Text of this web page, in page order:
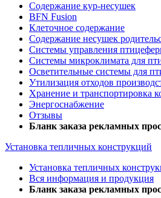
Содержание кур-несушек
BFN Fusion
Клеточное содержание
Содержание несушек
Системы управления
Системы микроклимата для
Осветительные системы для
Утилизация отходов
Хранение и транспортировка
Энергоснабжение
Отзывы
Бланк заказа рекламных
Установка тепличных конструкций
Установка тепличных
Вся информация и продукция
Бланк заказа рекламных